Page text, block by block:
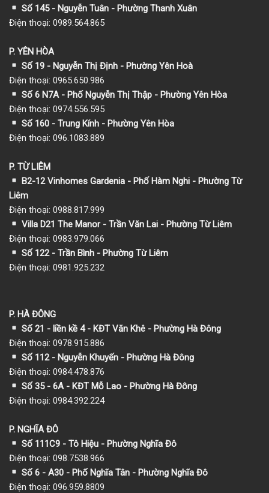
Số 145 - Nguyễn Tuân - Phường Thanh Xuân
Điện thoại: 0989.564.865
P. YÊN HÒA
Số 19 - Nguyễn Thị Định - Phường Yên Hoà
Điện thoại: 0965.650.986
Số 6 N7A - Phố Nguyễn Thị Thập - Phường Yên Hòa
Điện thoại: 0974.556.595
Số 160 - Trung Kính - Phường Yên Hòa
Điện thoại: 096.1083.889
P. TỪ LIÊM
B2-12 Vinhomes Gardenia - Phố Hàm Nghi - Phường Từ
Liêm
Điện thoại: 0988.817.999
Villa D21 The Manor - Trần Văn Lai - Phường Từ Liêm
Điện thoại: 0983.979.066
Số 122 - Trần Bình - Phường Từ Liêm
Điện thoại: 0981.925.232
P. HÀ ĐÔNG
Số 21 - liền kề 4 - KĐT Văn Khê - Phường Hà Đông
Điện thoại: 0978.915.886
Số 112 - Nguyễn Khuyến - Phường Hà Đông
Điện thoại: 0984.478.876
Số 35 - 6A - KĐT Mỗ Lao - Phường Hà Đông
Điện thoại: 0984.392.224
P. NGHĨA ĐÔ
Số 111C9 - Tô Hiệu - Phường Nghĩa Đô
Điện thoại: 098.7538.966
Số 6 - A30 - Phố Nghĩa Tân - Phường Nghĩa Đô
Điện thoại: 096.959.8809